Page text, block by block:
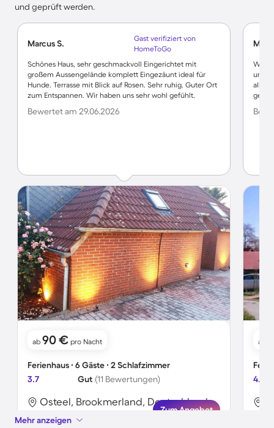
und geprüft werden.
Marcus S.
Gast verifiziert von
HomeToGo
Schönes Haus, sehr geschmackvoll Eingerichtet mit
großem Aussengelände komplett Eingezäunt ideal für
Hunde. Terrasse mit Blick auf Rosen. Sehr ruhig. Guter Ort
zum Entspannen. Wir haben uns sehr wohl gefühlt.
Bewertet am 29.06.2026
ab 90 € pro Nacht
Ferienhaus ∙ 6 Gäste ∙ 2 Schlafzimmer
3.7
Gut (11 Bewertungen)
Osteel, Brookmerland, Deutschland
Zum Angebot
Wir
und
alles
ab
4.8
Mehr anzeigen